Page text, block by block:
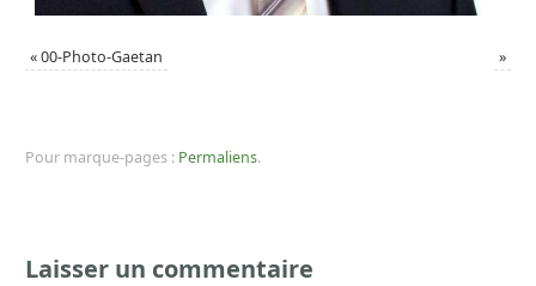
«00-Photo-Gaetan »
Pour marque-pages : Permaliens.
Laisser un commentaire